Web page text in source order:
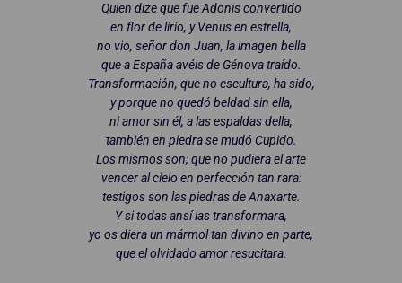
Quien dize que fue Adonis convertido
en flor de lirio, y Venus en estrella,
no vio, señor don Juan, la imagen bella
que a España avéis de Génova traído.
Transformación, que no escultura, ha sido,
y porque no quedó beldad sin ella,
ni amor sin él, a las espaldas della,
también en piedra se mudó Cupido.
Los mismos son; que no pudiera el arte
vencer al cielo en perfección tan rara:
testigos son las piedras de Anaxarte.
Y si todas ansí las transformara,
yo os diera un mármol tan divino en parte,
que el olvidado amor resucitara.